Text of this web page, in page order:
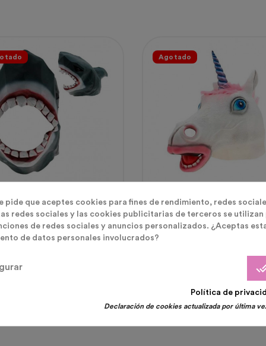
Tiburón Origami Látex
Agotado
MASCARA DE LATEX
UNICORNIO
pide que aceptes cookies para fines de rendimiento, redes
redes sociales y las cookies publicitarias de terceros se utilizan
de redes sociales y anuncios personalizados. ¿Aceptas
de datos personales involucrados?
Política de
Declaración de cookies actualizada por última